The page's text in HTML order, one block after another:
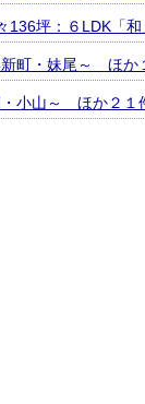
坪：６LDK「和
町・妹尾～ ほか
小山～ ほか２１